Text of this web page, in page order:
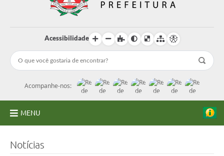
Acessibilidade
Acompanhe-nos:
MENU
Notícias